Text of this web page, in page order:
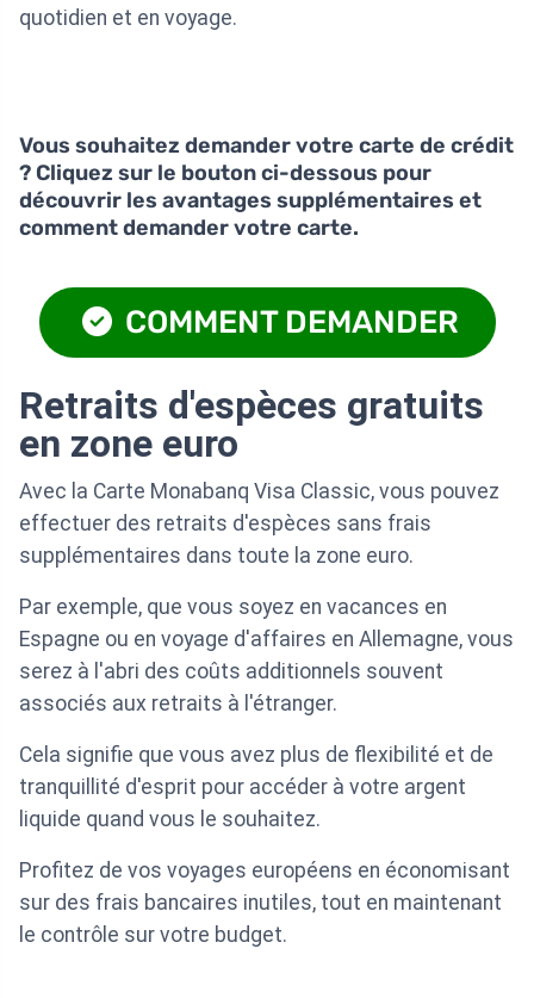
quotidien et en voyage.
Vous souhaitez demander votre carte de crédit
? Cliquez sur le bouton ci-dessous pour
découvrir les avantages supplémentaires et
comment demander votre carte.
COMMENT DEMANDER
Retraits d'espèces gratuits
en zone euro
Avec la Carte Monabanq Visa Classic, vous pouvez
effectuer des retraits d'espèces sans frais
supplémentaires dans toute la zone euro.
Par exemple, que vous soyez en vacances en
Espagne ou en voyage d'affaires en Allemagne, vous
serez à l'abri des coûts additionnels souvent
associés aux retraits à l'étranger.
Cela signifie que vous avez plus de flexibilité et de
tranquillité d'esprit pour accéder à votre argent
liquide quand vous le souhaitez.
Profitez de vos voyages européens en économisant
sur des frais bancaires inutiles, tout en maintenant
le contrôle sur votre budget.